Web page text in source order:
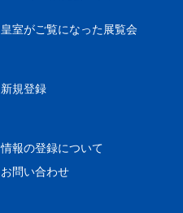
皇室がご覧になった展覧会
新規登録
情報の登録について
お問い合わせ